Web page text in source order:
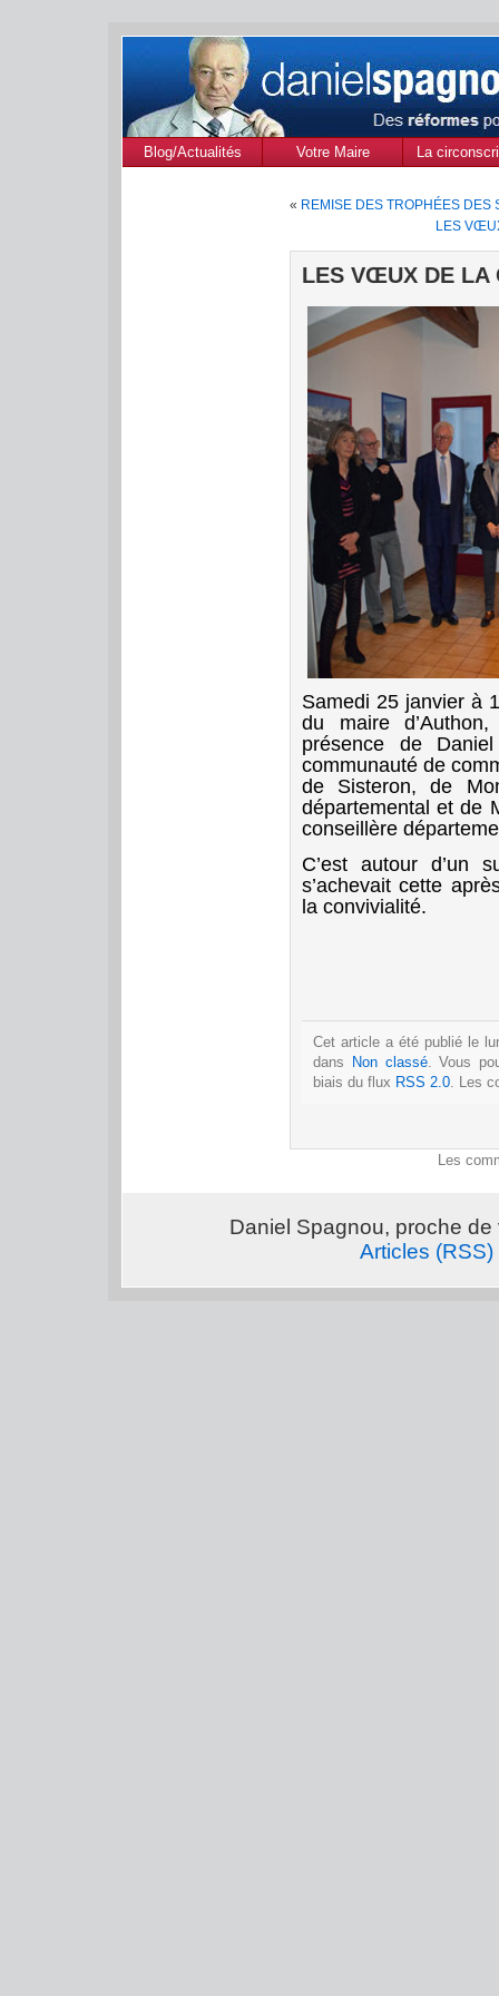
Blog/Actualités Votre Maire
La
« REMISE DES TROPHÉES DES
LES
LES VŒUX DE LA
Samedi 25 janvier à
du maire
présence de
communauté de
de Sisteron, de
départemental et de
conseillère
C’est autour d’un
s’achevait cette
la convivialité.
Cet article a été publié le
dans
Non classé. Vous
biais du flux RSS 2.0 . Les
Les
Daniel Spagnou, proche
Articles (RSS)